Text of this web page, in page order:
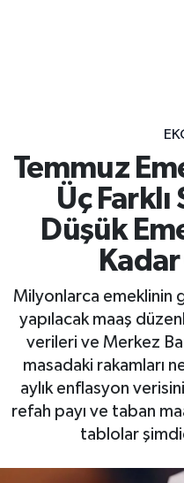
Temmuz
Üç
Düşük
Milyonlarca emeklinin
yapılacak maaş
verileri ve Merkez
masadaki rakamları
aylık enflasyon
refah payı ve taban
tablolar